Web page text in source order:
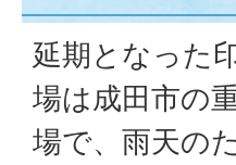
延期となった
場は成田市の
場で、雨天の